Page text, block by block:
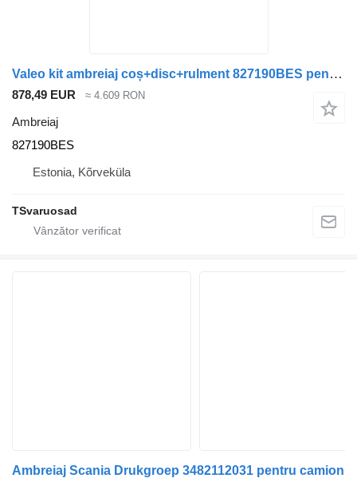
Valeo kit ambreiaj coș+disc+rulment 827190BES pentru cap tractor Scania
878,49 EUR ≈ 4.609 RON
Ambreiaj
827190BES
Estonia, Kõrveküla
TSvaruosad
Ambreiaj Scania Drukgroep 3482112031 pentru camion